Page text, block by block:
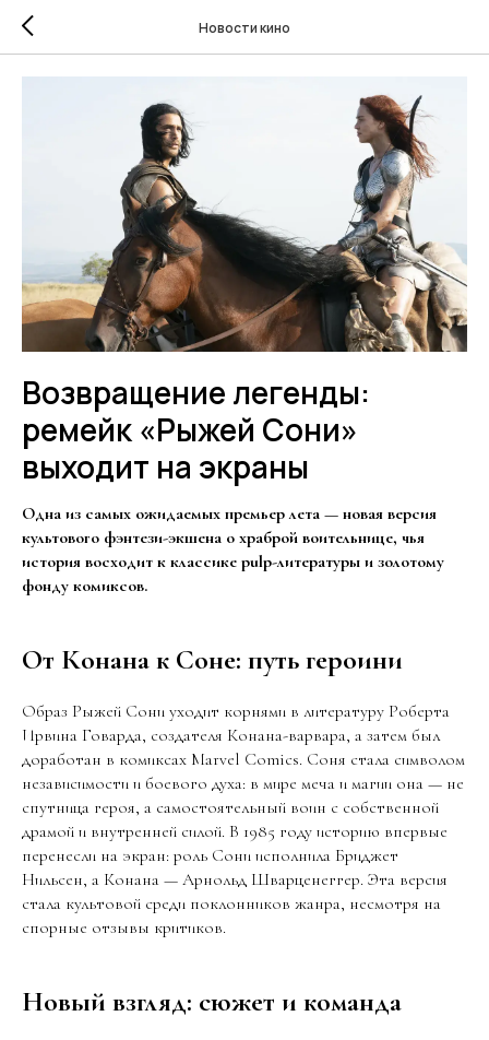
Новости кино
Возвращение легенды:
ремейк «Рыжей Сони»
выходит на экраны
Одна из самых ожидаемых премьер лета — новая версия
культового фэнтези-экшена о храброй воительнице, чья
история восходит к классике pulp-литературы и золотому
фонду комиксов.
От Конана к Соне: путь героини
Образ Рыжей Сони уходит корнями в литературу Роберта
Ирвина Говарда, создателя Конана-варвара, а затем был
доработан в комиксах Marvel Comics. Соня стала символом
независимости и боевого духа: в мире меча и магии она — не
спутница героя, а самостоятельный воин с собственной
драмой и внутренней силой. В 1985 году историю впервые
перенесли на экран: роль Сони исполнила Бриджет
Нильсен, а Конана — Арнольд Шварценеггер. Эта версия
стала культовой среди поклонников жанра, несмотря на
спорные отзывы критиков.
Новый взгляд: сюжет и команда